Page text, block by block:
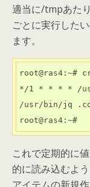
適当に/tmpあた
ごとに実行した
ます。
root@ras4:~#
*/1 * * * * /
/usr/bin/jq
root@ras4:~#
これで定期的に
的に読み込むよう